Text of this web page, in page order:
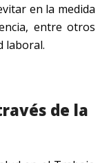
en la medida
entre otros
laboral.
de la